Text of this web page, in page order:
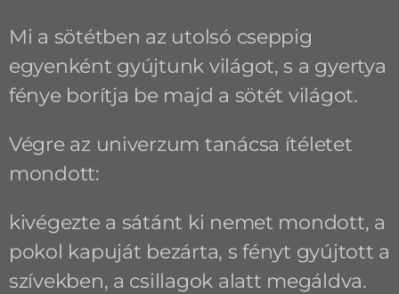
Mi a sötétben az utolsó cseppig
egyenként gyújtunk világot, s a gyertya
fénye borítja be majd a sötét világot.
Végre az univerzum tanácsa ítéletet
mondott:
kivégezte a sátánt ki nemet mondott, a
pokol kapuját bezárta, s fényt gyújtott a
szívekben, a csillagok alatt megáldva.